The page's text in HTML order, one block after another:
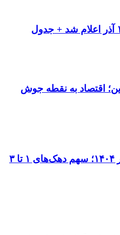
اقتصاد به نقطه جوش
افزایش قابل توجه یارانه آذر ۱۴۰۴؛ سهم دهک‌های ۱ تا ۳